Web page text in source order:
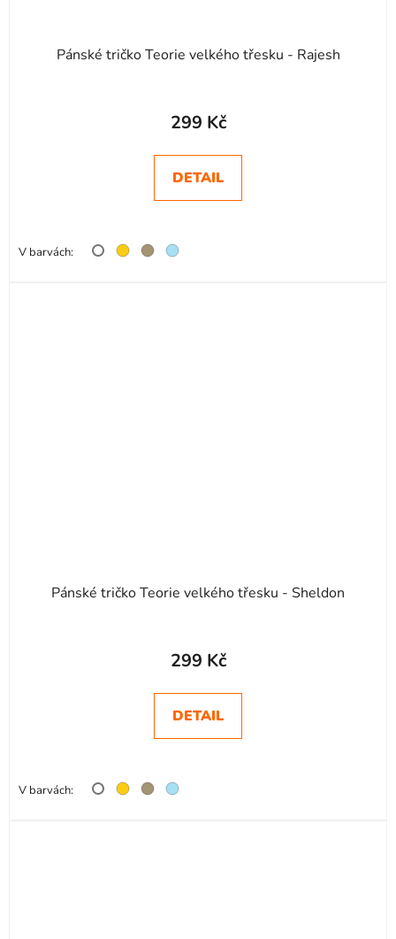
Pánské tričko Teorie velkého třesku - Rajesh
299 Kč
DETAIL
V barvách:
Pánské tričko Teorie velkého třesku - Sheldon
299 Kč
DETAIL
V barvách: